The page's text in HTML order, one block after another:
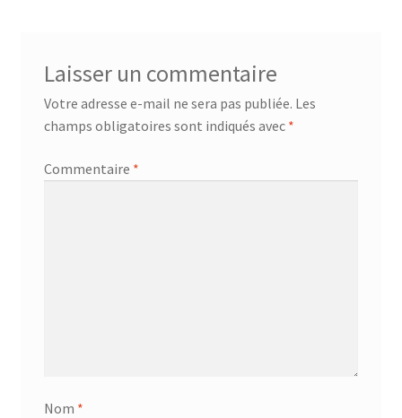
Laisser un commentaire
Votre adresse e-mail ne sera pas publiée. Les
champs obligatoires sont indiqués avec *
Commentaire *
Nom *